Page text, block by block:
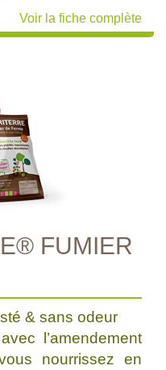
Voir la fiche complète
FUMIER
& sans odeur
l’amendement
nourrissez en